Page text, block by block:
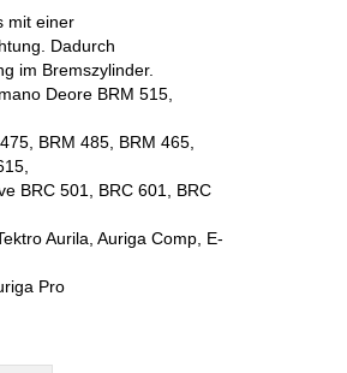
mit einer
Dadurch
im Bremszylinder.
Deore BRM 515,
BRM 485, BRM 465,
BRC 501, BRC 601, BRC
Aurila, Auriga Comp, E-
Pro